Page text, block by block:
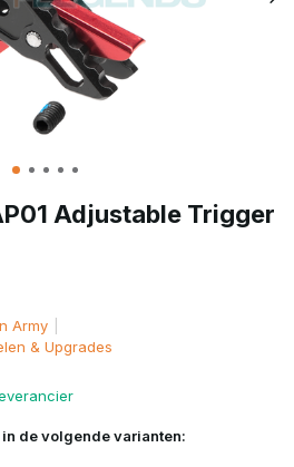
Adjustable Trigger
Army
& Upgrades
de volgende varianten: